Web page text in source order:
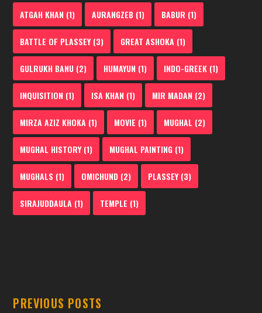
ATGAH KHAN (1) AURANGZEB (1) BABUR (1)
BATTLE OF PLASSEY(3) GREAT ASHOKA (1)
GULRUKH BANU (2) HUMAYUN (1) INDO-GREEK (1)
INQUISITION (1) ISA KHAN (1) MIR MADAN (2)
MIRZA AZIZ KHOKA (1) MOVIE (1) MUGHAL (2)
MUGHAL HISTORY(1) MUGHAL PAINTING (1)
MUGHALS (1) OMICHUND (2) PLASSEY(3)
SIRAJUDDAULA (1) TEMPLE (1)
PREVIOUS POSTS